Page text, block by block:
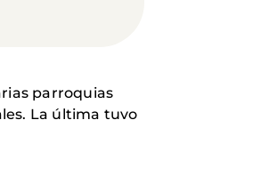
parroquias
La última tuvo